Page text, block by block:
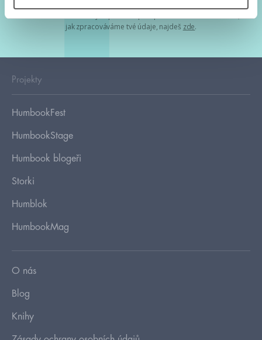
jak zpracováváme tvé údaje, najdeš zde.
Projekty
HumbookFest
HumbookStage
Humbook blogeři
Storki
Humblok
HumbookMag
O nás
Blog
Knihy